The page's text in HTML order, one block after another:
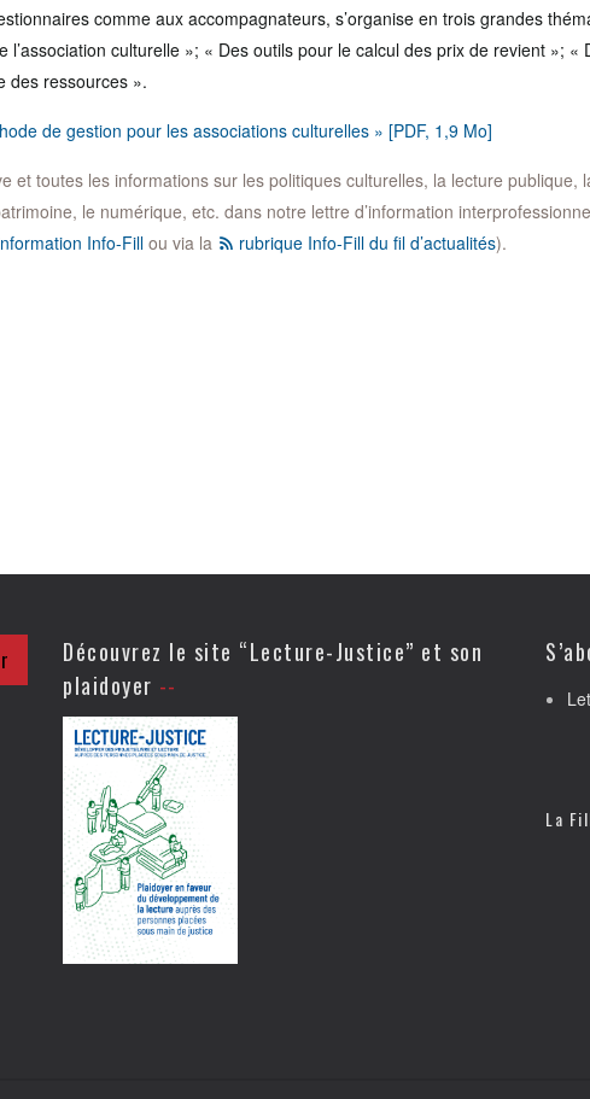
comme aux accompagnateurs, s’organise en trois grandes
l’association culturelle »; « Des outils pour le calcul des prix de revient »; «
des ressources ».
de gestion pour les associations culturelles » [PDF, 1,9 Mo]
et toutes les informations sur les politiques culturelles, la lecture publique,
le numérique, etc. dans notre lettre d’information
Info-Fillou via la rubrique Info-Fill du fil d’actualités).
Découvrez le site “Lecture-Justice” et son
plaidoyer
La